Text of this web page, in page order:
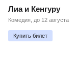
Лиа и Кенгуру
Комедия, до 12 августа
Купить билет